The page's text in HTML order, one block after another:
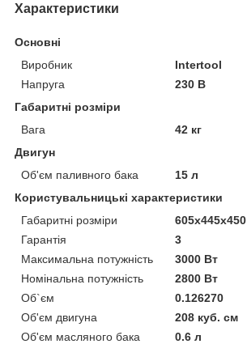
Характеристики
Основні
Виробник
Intertool
Напруга
230 В
Габаритні розміри
Вага
42 кг
Двигун
Об'єм паливного бака
15 л
Користувальницькі характеристики
Габаритні розміри
605х445х450
Гарантія
3
Максимальна потужність
3000 Вт
Номінальна потужність
2800 Вт
Об`єм
0.126270
Об'єм двигуна
208 куб. см
Об'єм масляного бака
0.6 л